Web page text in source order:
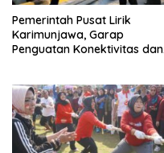
Pemerintah Pusat Lirik
Karimunjawa, Garap
Penguatan Konektivitas dan